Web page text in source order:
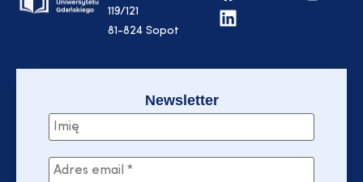
119/121
81-824 Sopot
Newsletter